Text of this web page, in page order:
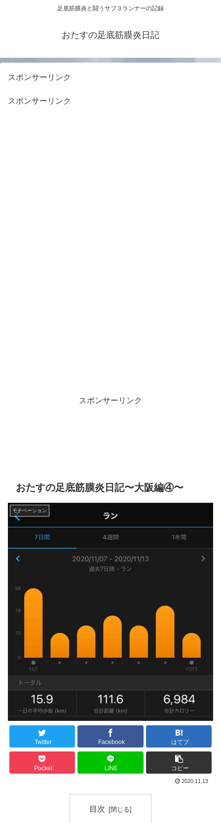
足底筋膜炎と闘うサブ３ランナーの記録
おたすの足底筋膜炎日記
スポンサーリンク
スポンサーリンク
スポンサーリンク
おたすの足底筋膜炎日記〜大阪編④〜
モチベーション
Twitter Facebook はてブ
Pocket LINE コピー
2020.11.13
目次